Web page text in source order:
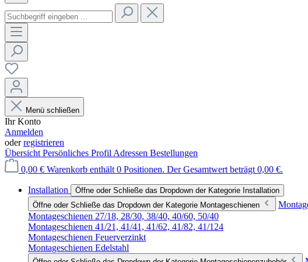
Menü schließen
Ihr Konto
Anmelden
oderregistrieren
Übersicht Persönliches Profil Adressen Bestellungen
0,00 € Warenkorb enthält 0 Positionen. Der Gesamtwert beträgt 0,00 €.
Installation
Öffne oder Schließe das Dropdown der Kategorie Installation
Öffne oder Schließe das Dropdown der Kategorie Montageschienen
Montageschienen 27/18, 28/30, 38/40, 40/60, 50/40
Montageschienen 41/21, 41/41, 41/62, 41/82, 41/124
Montageschienen Feuerverzinkt
Montageschienen Edelstahl